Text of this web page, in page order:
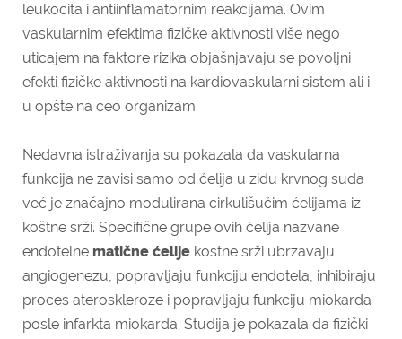
leukocita i antiinflamatornim reakcijama. Ovim
vaskularnim efektima fizičke aktivnosti više nego
uticajem na faktore rizika objašnjavaju se povoljni
efekti fizičke aktivnosti na kardiovaskularni sistem ali i
u opšte na ceo organizam.
Nedavna istraživanja su pokazala da vaskularna
funkcija ne zavisi samo od ćelija u zidu krvnog suda
već je značajno modulirana cirkulišućim ćelijama iz
koštne srži. Specifične grupe ovih ćelija nazvane
endotelne matične ćelije kostne srži ubrzavaju
angiogenezu, popravljaju funkciju endotela, inhibiraju
proces ateroskleroze i popravljaju funkciju miokarda
posle infarkta miokarda. Studija je pokazala da fizički